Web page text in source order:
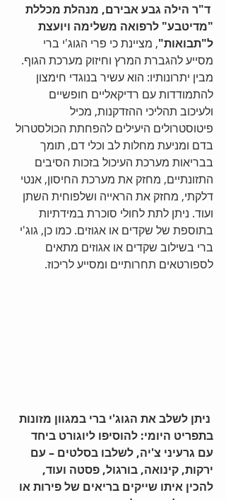
ד"ר הילה גבע אבירם, מנהלת מכללת
"מדיטבע" לרפואה משלימה ויועצת
ל"תבואות", מציינת כי פרי הגוג'י ברי
מסייע להגברת המרץ וחיזוק מערכת הגוף.
מבין יתרונותיו: הוא עשיר בנוגדי חימצון
להתמודדות עם רדיקאליים חופשיים
ולעיכוב תהליכי ההזדקנות, מכיל
פיטוסטרולים היעילים להפחתת הכולסטרול
בדם ומניעת מחלות לב וכלי דם, תומך
בבריאות מערכת העיכול בזכות הסיבים
התזונתיים, מחזק את מערכת החיסון, אנטי
דלקתי, מחזק את הראייה ושלפוחית השתן
ועוד. ניתן לתת לחולי סוכרת במידתיות
בתוספת של שקדים או אגוזים. כמו כן, גוג'י
ברי בשילוב שקדים או אגוזים מתאים
לספורטאים תחרותיים ומסייע לריכוז.
ניתן לשלב את הגוג'י ברי במגוון מזונות
בתפריט היומי: להוסיפו ליוגורט ביחד
עם גרעיני צ'יה, לשלבו בסלטים – עם
ירקות, קינואה, בורגול, פסטה ועוד,
להכין איתו שייקים בריאים של פירות או